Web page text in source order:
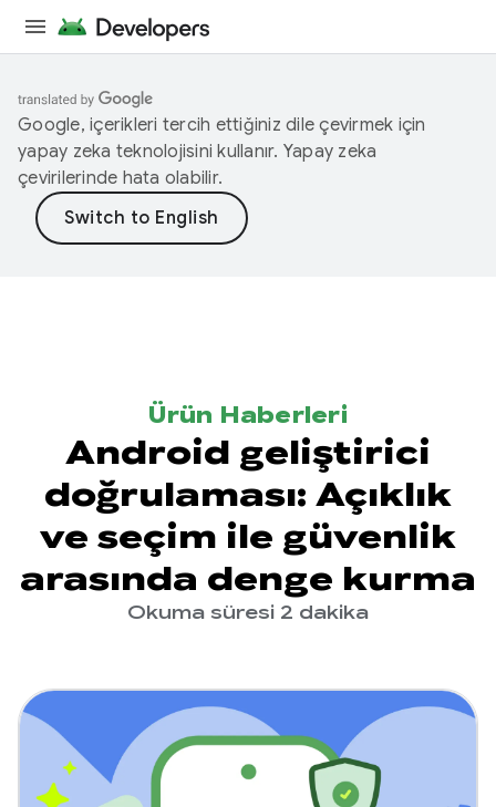
Google, içerikleri tercih ettiğiniz dile çevirmek için
yapay zeka teknolojisini kullanır. Yapay zeka
çevirilerinde hata olabilir.
Ürün Haberleri
Android geliştirici
doğrulaması: Açıklık
ve seçim ile güvenlik
arasında denge kurma
Okuma süresi 2 dakika